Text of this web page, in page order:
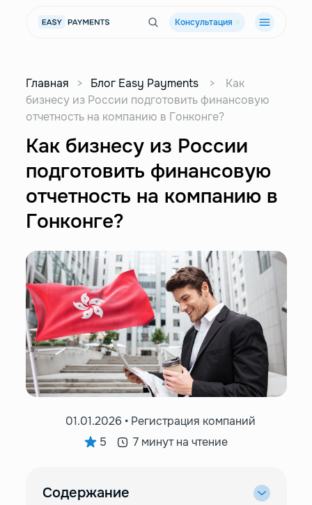
Консультация
Главная > Блог Easy Payments >
Как
бизнесу из России подготовить финансовую
отчетность на компанию в Гонконге?
Как бизнесу из России
подготовить финансовую
отчетность на компанию в
Гонконге?
01.01.2026 • Регистрация компаний
5
7 минут на чтение
Содержание